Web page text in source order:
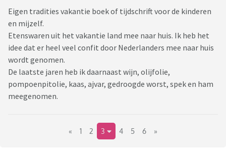
Eigen tradities vakantie boek of tijdschrift voor de kinderen
en mijzelf.
Etenswaren uit het vakantie land mee naar huis. Ik heb het
idee dat er heel veel confit door Nederlanders mee naar huis
wordt genomen.
De laatste jaren heb ik daarnaast wijn, olijfolie,
pompoenpitolie, kaas, ajvar, gedroogde worst, spek en ham
meegenomen.
« 1 2 3 4 5 6 »